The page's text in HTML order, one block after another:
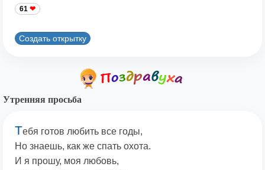
61
Создать открытку
Утренняя просьба
Тебя готов любить все годы,
Но знаешь, как же спать охота.
И я прошу, моя любовь,